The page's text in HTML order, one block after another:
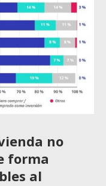
no
forma
al